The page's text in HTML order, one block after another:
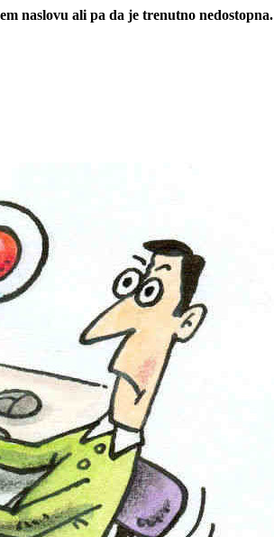
naslovu ali pa da je trenutno nedostopna.